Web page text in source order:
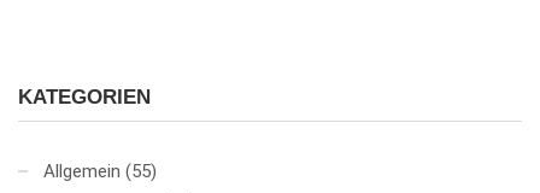
KATEGORIEN
Allgemein (55)